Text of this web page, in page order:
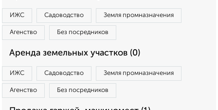
ИЖС Садоводство Земля промназначения
Агенство Без посредников
Аренда земельных участков (0)
ИЖС Садоводство Земля промназначения
Агенство Без посредников